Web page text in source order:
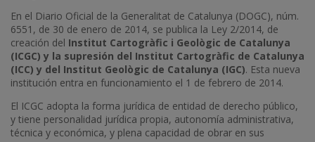
En el Diario Oficial de la Generalitat de Catalunya (DOGC), núm.
6551, de 30 de enero de 2014, se publica la Ley 2/2014, de
creación del Institut Cartogràfic i Geològic de Catalunya
(ICGC) y la supresión del Institut Cartogràfic de Catalunya
(ICC) y del Institut Geològic de Catalunya (IGC). Esta nueva
institución entra en funcionamiento el 1 de febrero de 2014.
El ICGC adopta la forma jurídica de entidad de derecho público,
y tiene personalidad jurídica propia, autonomía administrativa,
técnica y económica, y plena capacidad de obrar en sus